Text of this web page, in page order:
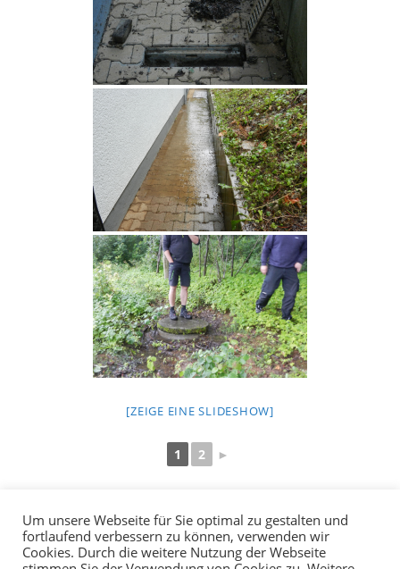
[ZEIGE EINE SLIDESHOW]
1 2 ►
Um unsere Webseite für Sie optimal zu gestalten und
fortlaufend verbessern zu können, verwenden wir
Cookies. Durch die weitere Nutzung der Webseite